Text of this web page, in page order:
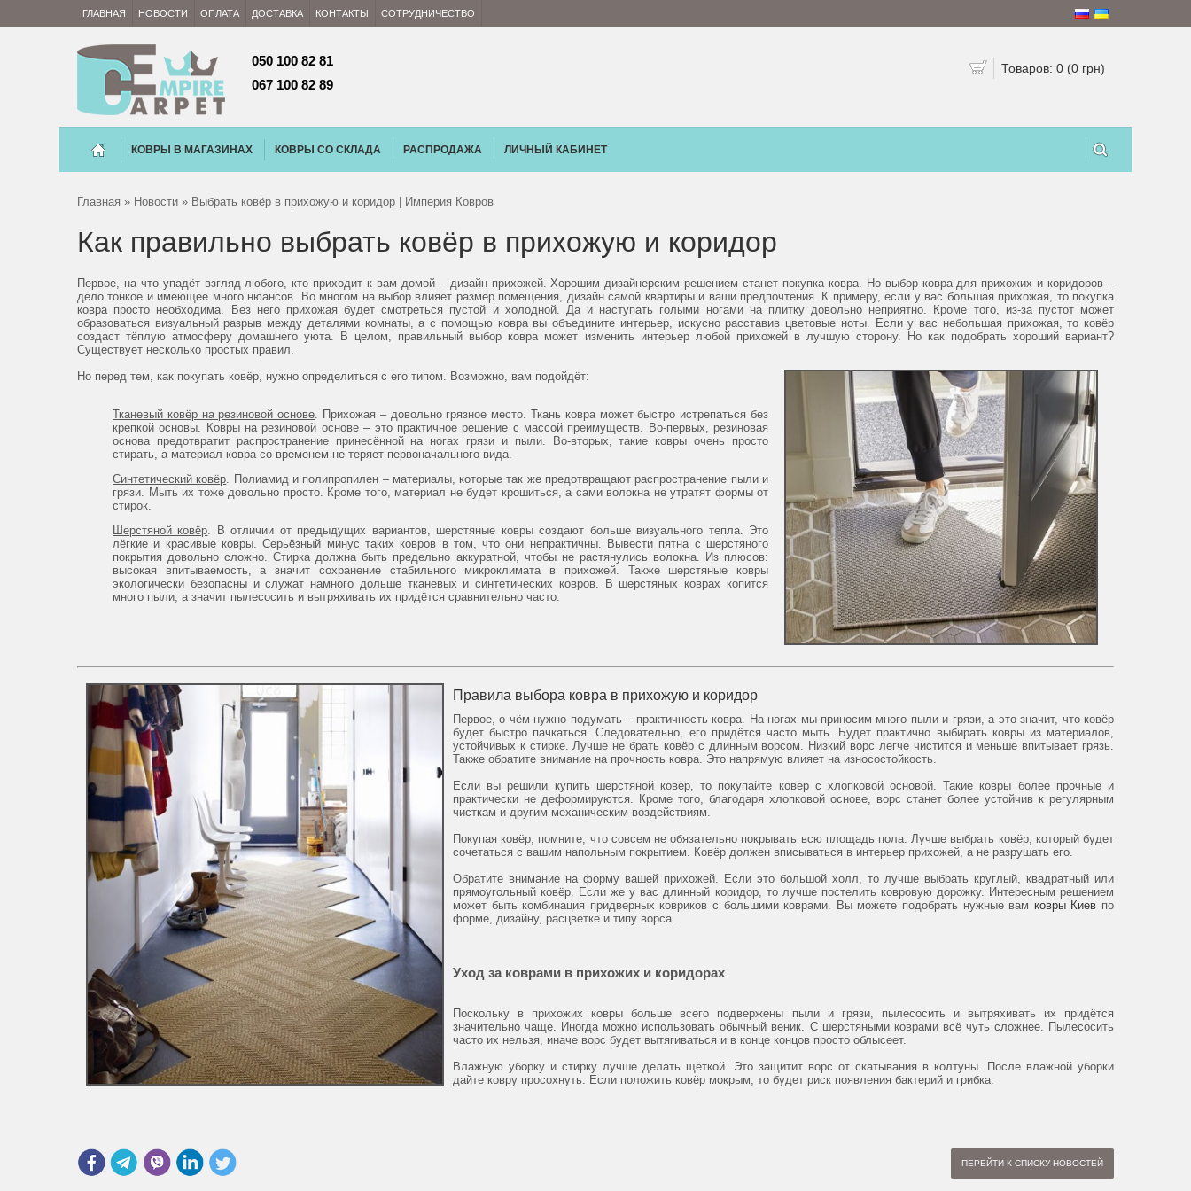
ГЛАВНАЯ НОВОСТИ ОПЛАТА ДОСТАВКА КОНТАКТЫ СОТРУДНИЧЕСТВО
Товаров: 0 (0 грн)
050 100 82 81
067 100 82 89
КОВРЫ В МАГАЗИНАХ КОВРЫ СО СКЛАДА РАСПРОДАЖА ЛИЧНЫЙ КАБИНЕТ
Главная » Новости » Выбрать ковёр в прихожую и коридор | Империя Ковров
Как правильно выбрать ковёр в прихожую и коридор
Первое, на что упадёт взгляд любого, кто приходит к вам домой – дизайн прихожей. Хорошим дизайнерским решением станет покупка ковра. Но выбор ковра для прихожих и коридоров –
дело тонкое и имеющее много нюансов. Во многом на выбор влияет размер помещения, дизайн самой квартиры и ваши предпочтения. К примеру, если у вас большая прихожая, то покупка
ковра просто необходима. Без него прихожая будет смотреться пустой и холодной. Да и наступать голыми ногами на плитку довольно неприятно. Кроме того, из-за пустот может
образоваться визуальный разрыв между деталями комнаты, а с помощью ковра вы объедините интерьер, искусно расставив цветовые ноты. Если у вас небольшая прихожая, то ковёр
создаст тёплую атмосферу домашнего уюта. В целом, правильный выбор ковра может изменить интерьер любой прихожей в лучшую сторону. Но как подобрать хороший вариант?
Существует несколько простых правил.
Но перед тем, как покупать ковёр, нужно определиться с его типом. Возможно, вам подойдёт:
Тканевый ковёр на резиновой основе. Прихожая – довольно грязное место. Ткань ковра может быстро истрепаться без
крепкой основы. Ковры на резиновой основе – это практичное решение с массой преимуществ. Во-первых, резиновая
основа предотвратит распространение принесённой на ногах грязи и пыли. Во-вторых, такие ковры очень просто
стирать, а материал ковра со временем не теряет первоначального вида.
Синтетический ковёр. Полиамид и полипропилен – материалы, которые так же предотвращают распространение пыли и
грязи. Мыть их тоже довольно просто. Кроме того, материал не будет крошиться, а сами волокна не утратят формы от
стирок.
Шерстяной ковёр. В отличии от предыдущих вариантов, шерстяные ковры создают больше визуального тепла. Это
лёгкие и красивые ковры. Серьёзный минус таких ковров в том, что они непрактичны. Вывести пятна с шерстяного
покрытия довольно сложно. Стирка должна быть предельно аккуратной, чтобы не растянулись волокна. Из плюсов:
высокая впитываемость, а значит сохранение стабильного микроклимата в прихожей. Также шерстяные ковры
экологически безопасны и служат намного дольше тканевых и синтетических ковров. В шерстяных коврах копится
много пыли, а значит пылесосить и вытряхивать их придётся сравнительно часто.
Правила выбора ковра в прихожую и коридор
Первое, о чём нужно подумать – практичность ковра. На ногах мы приносим много пыли и грязи, а это значит, что ковёр
будет быстро пачкаться. Следовательно, его придётся часто мыть. Будет практично выбирать ковры из материалов,
устойчивых к стирке. Лучше не брать ковёр с длинным ворсом. Низкий ворс легче чистится и меньше впитывает грязь.
Также обратите внимание на прочность ковра. Это напрямую влияет на износостойкость.
Если вы решили купить шерстяной ковёр, то покупайте ковёр с хлопковой основой. Такие ковры более прочные и
практически не деформируются. Кроме того, благодаря хлопковой основе, ворс станет более устойчив к регулярным
чисткам и другим механическим воздействиям.
Покупая ковёр, помните, что совсем не обязательно покрывать всю площадь пола. Лучше выбрать ковёр, который будет
сочетаться с вашим напольным покрытием. Ковёр должен вписываться в интерьер прихожей, а не разрушать его.
Обратите внимание на форму вашей прихожей. Если это большой холл, то лучше выбрать круглый, квадратный или
прямоугольный ковёр. Если же у вас длинный коридор, то лучше постелить ковровую дорожку. Интересным решением
может быть комбинация придверных ковриков с большими коврами. Вы можете подобрать нужные вам ковры Киев по
форме, дизайну, расцветке и типу ворса.
Уход за коврами в прихожих и коридорах
Поскольку в прихожих ковры больше всего подвержены пыли и грязи, пылесосить и вытряхивать их придётся
значительно чаще. Иногда можно использовать обычный веник. С шерстяными коврами всё чуть сложнее. Пылесосить
часто их нельзя, иначе ворс будет вытягиваться и в конце концов просто облысеет.
Влажную уборку и стирку лучше делать щёткой. Это защитит ворс от скатывания в колтуны. После влажной уборки
дайте ковру просохнуть. Если положить ковёр мокрым, то будет риск появления бактерий и грибка.
ПЕРЕЙТИ К СПИСКУ НОВОСТЕЙ